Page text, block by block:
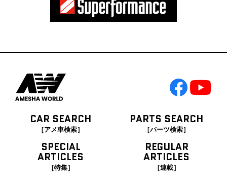
CAR SEARCH
［アメ車検索］
PARTS SEARCH
［パーツ検索］
SPECIAL
ARTICLES
［特集］
REGULAR
ARTICLES
［連載］